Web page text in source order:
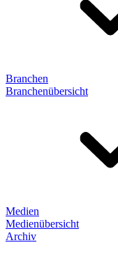
Branchen
Branchenübersicht
Medien
Medienübersicht
Archiv